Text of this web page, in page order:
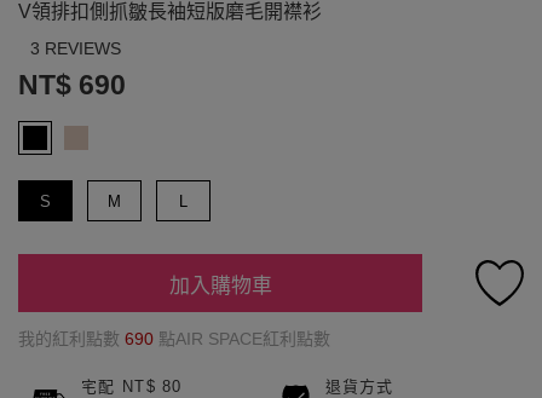
V領排扣側抓皺長袖短版磨毛開襟衫
3 REVIEWS
NT$ 690
S M L
加入購物車
我的紅利點數 690 點AIR SPACE紅利點數
宅配 NT$ 80
退貨方式